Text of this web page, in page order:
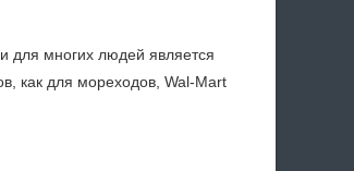
для многих людей является
как для мореходов, Wal-Mart